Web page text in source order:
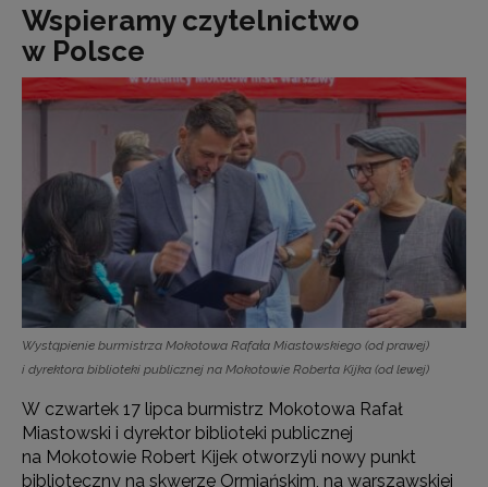
Wspieramy czytelnictwo
w Polsce
Wystąpienie burmistrza Mokotowa Rafała Miastowskiego (od prawej)
i dyrektora biblioteki publicznej na Mokotowie Roberta Kijka (od lewej)
W czwartek 17 lipca burmistrz Mokotowa Rafał
Miastowski i dyrektor biblioteki publicznej
na Mokotowie Robert Kijek otworzyli nowy punkt
biblioteczny na skwerze Ormiańskim, na warszawskiej